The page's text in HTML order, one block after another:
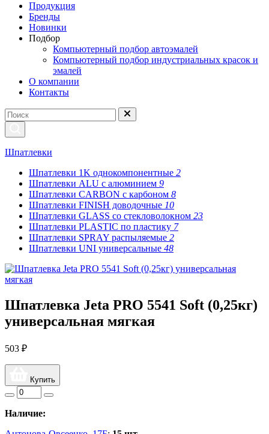
Продукция
Бренды
Новинки
Подбор
Компьютерный подбор автоэмалей
Компьютерный подбор индустриальных красок и
эмалей
О компании
Контакты
Шпатлевки
Шпатлевки 1K однокомпонентные 2
Шпатлевки ALU с алюминием 9
Шпатлевки CARBON с карбоном 8
Шпатлевки FINISH доводочные 10
Шпатлевки GLASS со стекловолокном 23
Шпатлевки PLASTIC по пластику 7
Шпатлевки SPRAY распыляемые 2
Шпатлевки UNI универсальные 48
Шпатлевка Jeta PRO 5541 Soft (0,25кг)
универсальная мягкая
503 ₽
Купить
Наличие: